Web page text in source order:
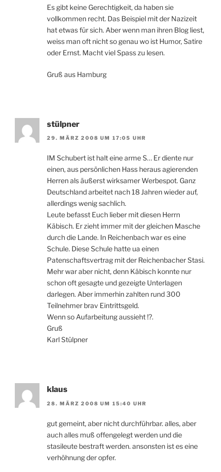
Es gibt keine Gerechtigkeit, da haben sie
vollkommen recht. Das Beispiel mit der Nazizeit
hat etwas für sich. Aber wenn man ihren Blog liest,
weiss man oft nicht so genau wo ist Humor, Satire
oder Ernst. Macht viel Spass zu lesen.
Gruß aus Hamburg
stülpner
29. MÄRZ 2008 UM 17:05 UHR
IM Schubert ist halt eine arme S… Er diente nur
einen, aus persönlichen Hass heraus agierenden
Herren als äußerst wirksamer Werbespot. Ganz
Deutschland arbeitet nach 18 Jahren wieder auf,
allerdings wenig sachlich.
Leute befasst Euch lieber mit diesen Herrn
Käbisch. Er zieht immer mit der gleichen Masche
durch die Lande. In Reichenbach war es eine
Schule. Diese Schule hatte ua einen
Patenschaftsvertrag mit der Reichenbacher Stasi.
Mehr war aber nicht, denn Käbisch konnte nur
schon oft gesagte und gezeigte Unterlagen
darlegen. Aber immerhin zahlten rund 300
Teilnehmer brav Eintrittsgeld.
Wenn so Aufarbeitung aussieht !?.
Gruß
Karl Stülpner
klaus
28. MÄRZ 2008 UM 15:40 UHR
gut gemeint, aber nicht durchführbar. alles, aber
auch alles muß offengelegt werden und die
stasileute bestraft werden. ansonsten ist es eine
verhöhnung der opfer.